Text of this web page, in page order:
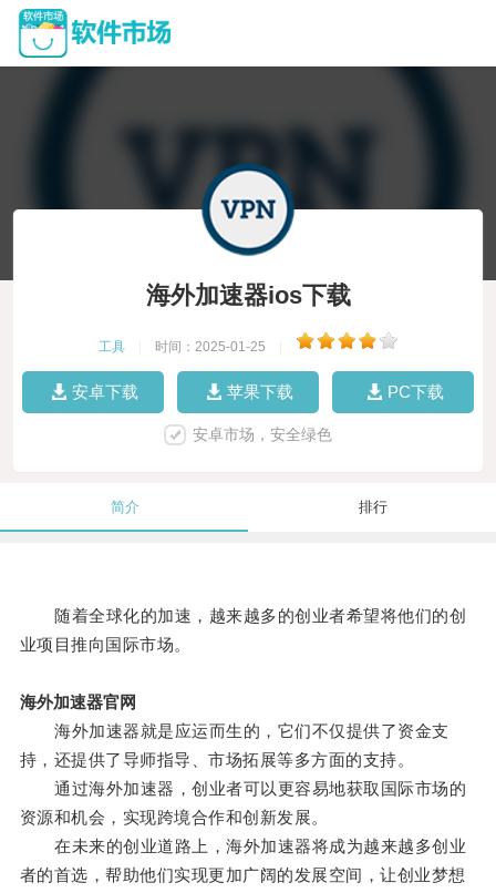
海外加速器ios下载
工具 时间：2025-01-25
安卓下载 苹果下载 PC下载
安卓市场，安全绿色
简介 排行
随着全球化的加速，越来越多的创业者希望将他们的创
业项目推向国际市场。
海外加速器官网
海外加速器就是应运而生的，它们不仅提供了资金支
持，还提供了导师指导、市场拓展等多方面的支持。
通过海外加速器，创业者可以更容易地获取国际市场的
资源和机会，实现跨境合作和创新发展。
在未来的创业道路上，海外加速器将成为越来越多创业
者的首选，帮助他们实现更加广阔的发展空间，让创业梦想